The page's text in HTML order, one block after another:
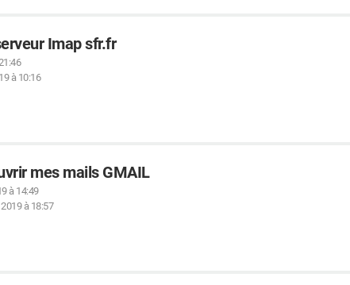
Imap sfr.fr
à 10:16
mes mails GMAIL
à 14:49
2019 à 18:57